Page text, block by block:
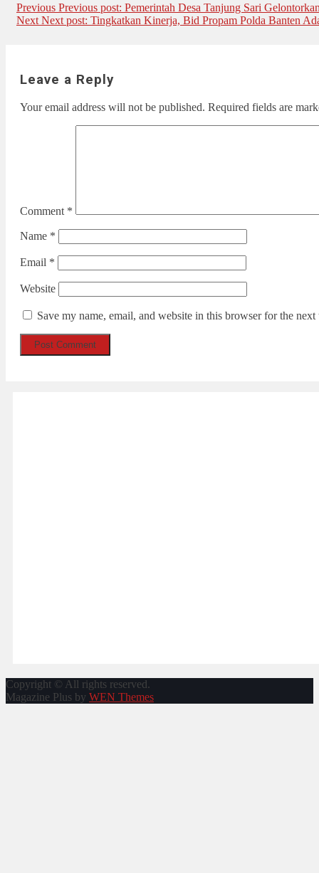
Previous Previous post: Pemerintah Desa Tanjung Sari
Next Next post: Tingkatkan Kinerja, Bid Propam Polda Banten
Leave a Reply
Your email address will not be published. Required fields are
Comment *
Name *
Email *
Website
Save my name, email, and website in this browser for the
Copyright © All rights reserved.
Magazine Plus by WEN Themes